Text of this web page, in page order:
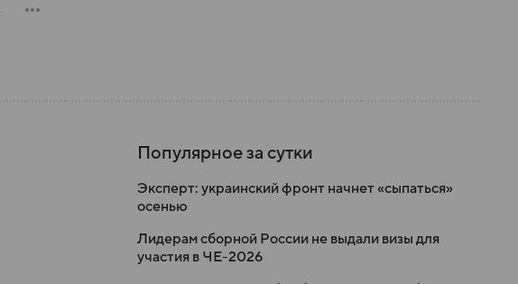
Популярное за сутки
Эксперт: украинский фронт начнет «сыпаться»
осенью
Лидерам сборной России не выдали визы для
участия в ЧЕ-2026